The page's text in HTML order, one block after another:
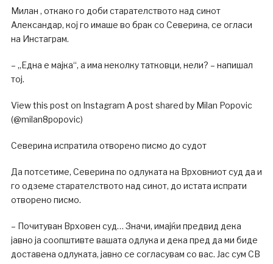
Милан , откако го доби старателството над синот
Александар, кој го имаше во брак со Северина, се огласи
на Инстаграм.
– „Една е мајка“, а има неколку татковци, нели? – напишал
тој.
View this post on Instagram A post shared by Milan Popovic
(@milan8popovic)
Северина испратила отворено писмо до судот
Да потсетиме, Северина по одлуката на Врховниот суд да и
го одземе старателството над синот, до истата испрати
отворено писмо.
– Почитуван Врховен суд… Значи, имајќи предвид дека
јавно ја соопштивте вашата одлука и дека пред да ми биде
доставена одлуката, јавно се согласувам со вас. Јас сум СВ